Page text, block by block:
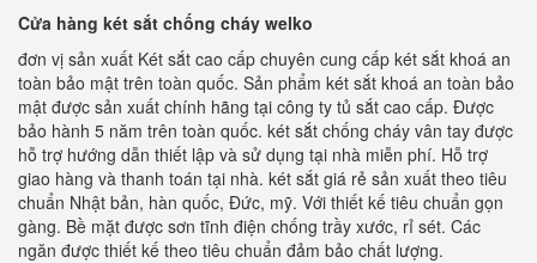
Cửa hàng két sắt chống cháy welko
đơn vị sản xuất Két sắt cao cấp chuyên cung cấp két sắt khoá an
toàn bảo mật trên toàn quốc. Sản phẩm két sắt khoá an toàn bảo
mật được sản xuất chính hãng tại công ty tủ sắt cao cấp. Được
bảo hành 5 năm trên toàn quốc. két sắt chống cháy vân tay được
hỗ trợ hướng dẫn thiết lập và sử dụng tại nhà miễn phí. Hỗ trợ
giao hàng và thanh toán tại nhà. két sắt giá rẻ sản xuất theo tiêu
chuẩn Nhật bản, hàn quốc, Đức, mỹ. Với thiết kế tiêu chuẩn gọn
gàng. Bề mặt được sơn tĩnh điện chống trầy xước, rỉ sét. Các
ngăn được thiết kế theo tiêu chuẩn đảm bảo chất lượng.